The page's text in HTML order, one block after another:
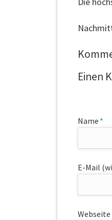
Einen
Pflichtfeld
Name *
E-Mail
Webseite